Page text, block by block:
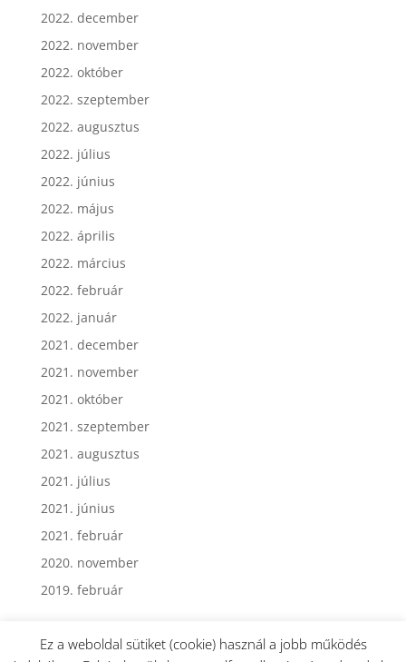
2022. december
2022. november
2022. október
2022. szeptember
2022. augusztus
2022. július
2022. június
2022. május
2022. április
2022. március
2022. február
2022. január
2021. december
2021. november
2021. október
2021. szeptember
2021. augusztus
2021. július
2021. június
2021. február
2020. november
2019. február
Ez a weboldal sütiket (cookie) használ a jobb működés